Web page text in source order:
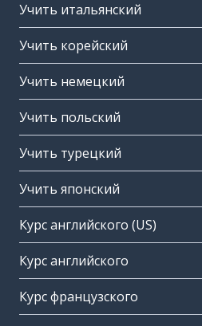
Учить итальянский
Учить корейский
Учить немецкий
Учить польский
Учить турецкий
Учить японский
Курс английского (US)
Курс английского
Курс французского